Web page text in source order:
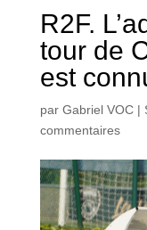
R2F.
tour de
est
par Gabriel VOC|
commentaires